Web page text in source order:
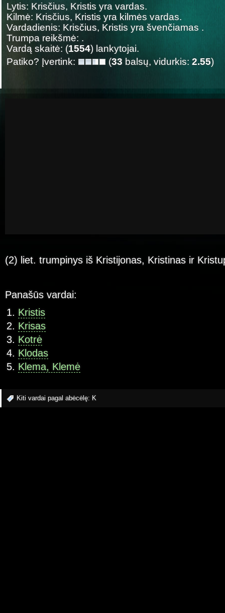
Lytis: Krisčius, Kristis yra vardas.
Kilmė: Krisčius, Kristis yra kilmės vardas.
Vardadienis: Krisčius, Kristis yra švenčiamas .
Trumpa reikšmė: .
Vardą skaitė: (1554) lankytojai.
Patiko? Įvertink:
(33 balsų, vidurkis: 2.55)
(2) liet. trumpinys iš Kristijonas, Kristinas ir
Panašūs vardai:
Kristis
Krisas
Kotrė
Klodas
Klema, Klemė
Kiti vardai pagal abėcėlę: K